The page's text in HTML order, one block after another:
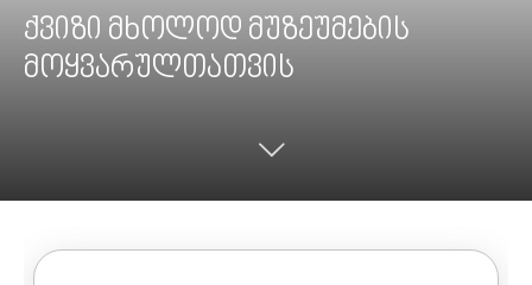
ქვიზი მხოლოდ მუზეუმების
მოყვარულთათვის